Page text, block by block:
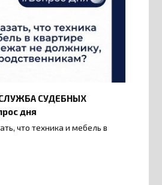
СУДЕБНЫХ
дня
что техника и мебель в